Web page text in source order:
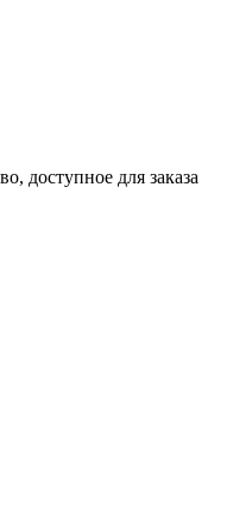
доступное для заказа